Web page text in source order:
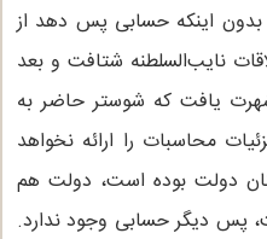
1330ق شوستر بدون اینکه حسابی پس دهد از
نایب‌السلطنه شتافت و بعد
یافت که شوستر حاضر به
محاسبات را ارائه نخواهد
دولت بوده است، دولت هم
پس دیگر حسابی وجود ندارد.